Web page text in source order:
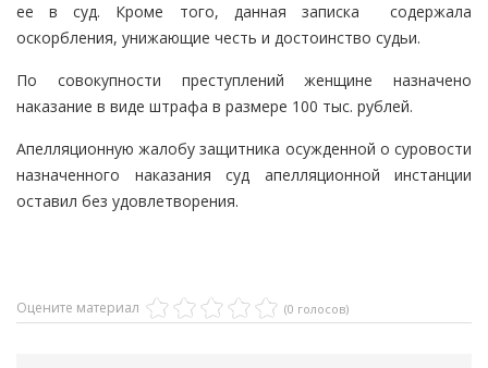
ее в суд. Кроме того, данная записка содержала
оскорбления, унижающие честь и достоинство судьи.
По совокупности преступлений женщине назначено
наказание в виде штрафа в размере 100 тыс. рублей.
Апелляционную жалобу защитника осужденной о суровости
назначенного наказания суд апелляционной инстанции
оставил без удовлетворения.
Оцените материал (0 голосов)